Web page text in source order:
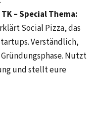
– Special Thema:
Social Pizza, das
Verständlich,
Nutzt
und stellt eure